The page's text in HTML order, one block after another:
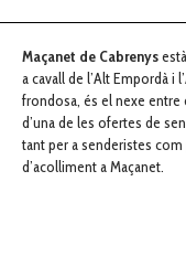
Maçanet de Cabrenys
a cavall de l’Alt Empordà i
frondosa, és el nexe entre
d’una de les ofertes de
tant per a senderistes
d’acolliment a Maçanet.